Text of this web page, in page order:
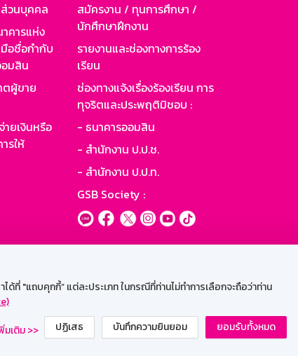
ที่ "แถบคุกกี้” แต่ละประเภท ในกรณีที่ท่านไม่ทำการเลือกจะถือว่าท่าน
มเติม >> ปฏิเสธ บันทึกความยินยอม ยอมรับทั้งหมด
วนบุคคล
คารแห่ง
อชื่อกำกับ
อมสิน
ผู้ขาย
ายเงินหรือ
รให้
สมัครงาน / ทุนการศึกษา /
นักศึกษาฝึกงาน
รายงานและช่องทางการร้อง
เรียน
ช่องทางแจ้งเรื่องร้องเรียน การ
ทุจริตและประพฤติมิชอบ :
- ธนาคารออมสิน
- สำนักงาน ป.ป.ช.
- สำนักงาน ป.ป.ท.
GSB Society :